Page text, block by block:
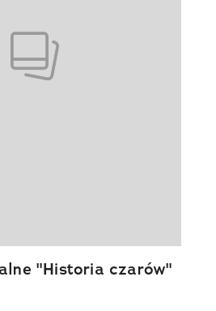
"Historia czarów"